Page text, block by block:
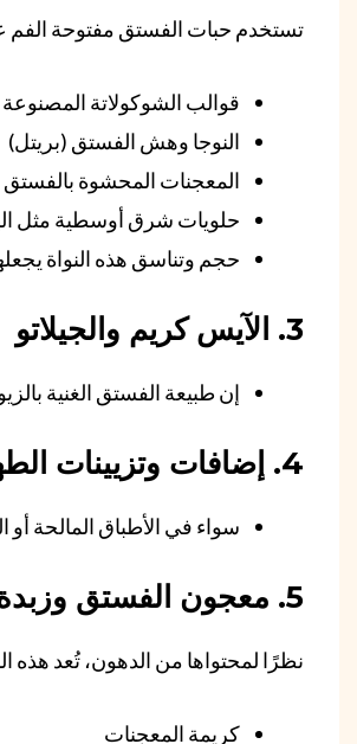
تستخدم حبات الفستق مفتوحة
قوالب الشوكولاتة المصنوعة
النوجا وهش الفستق (بريتل)
المعجنات المحشوة بالفستق
حلويات شرق أوسطية مثل
حجم وتناسق هذه النواة
3. الآيس كريم والجيلاتو
إن طبيعة الفستق الغنية
4. إضافات وتزيينات الطهي
سواء في الأطباق المالحة
5. معجون الفستق وزبدة الفستق
نظرًا لمحتواها من الدهون، تُعد
كريمة المعجنات